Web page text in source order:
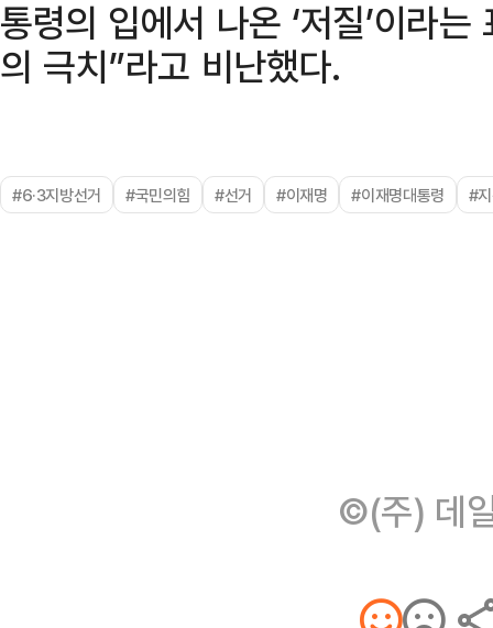
통령의 입에서 나온 ‘저질’이라
의 극치”라고 비난했다.
#6·3지방선거 #국민의힘 #선거 #이재명 #이재명대통령 #
©(주) 데